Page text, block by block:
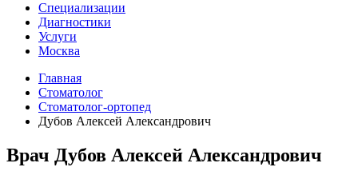
Специализации
Диагностики
Услуги
Москва
Главная
Стоматолог
Стоматолог-ортопед
Дубов Алексей Александрович
Врач Дубов Алексей Александрович